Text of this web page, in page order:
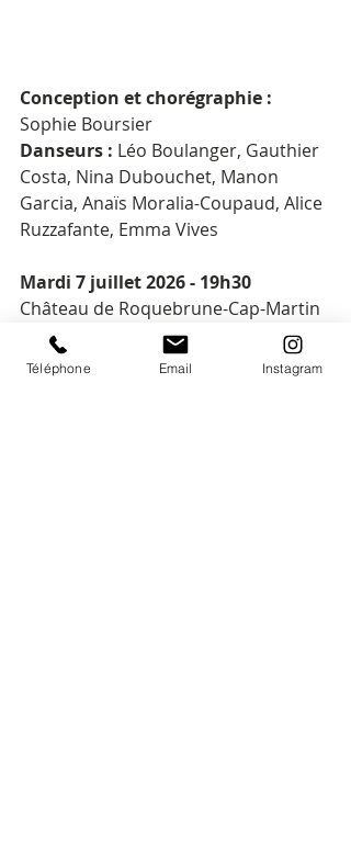
Conception et chorégraphie :
Sophie Boursier
Danseurs : Léo Boulanger, Gauthier
Costa, Nina Dubouchet, Manon
Garcia, Anaïs Moralia-Coupaud, Alice
Ruzzafante, Emma Vives
Mardi 7 juillet 2026 - 19h30
Château de Roquebrune-Cap-Martin
Spectacle tout public
Tarif : 15€
Téléphone Email Instagram